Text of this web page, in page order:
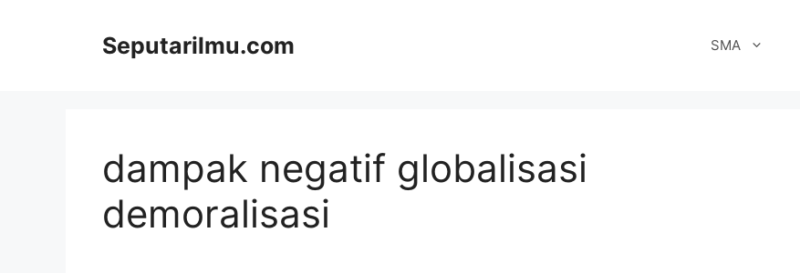
Seputarilmu.com SMA
dampak negatif globalisasi
demoralisasi